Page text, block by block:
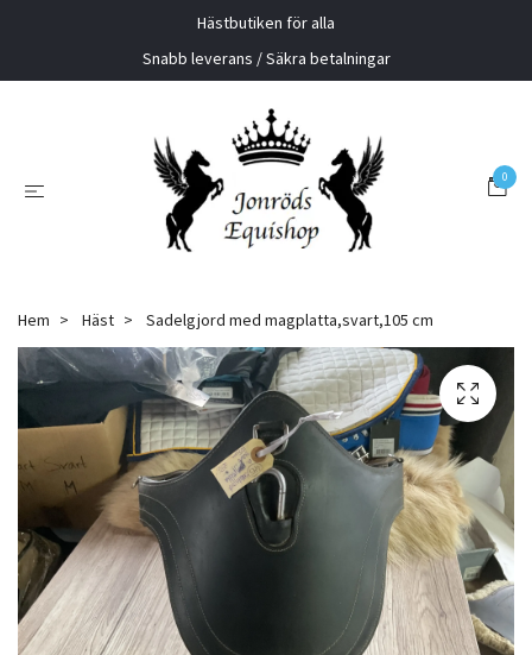
Hästbutiken för alla
Snabb leverans / Säkra betalningar
0
Hem Häst Sadelgjord med magplatta,svart,105 cm